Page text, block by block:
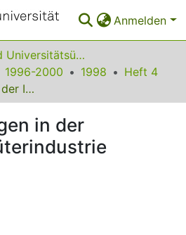
Anmelden
Fach- und Universitätsübergreifendes
1996-2000 1998
Heft 4
Dienstleistungen in der Investitionsgüterindustrie
in der